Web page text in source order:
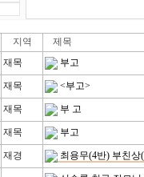
지역 제목
재목 부고
재목 <부고>
재목 부 고
재목 부고
재경 최용무(4반) 부친상